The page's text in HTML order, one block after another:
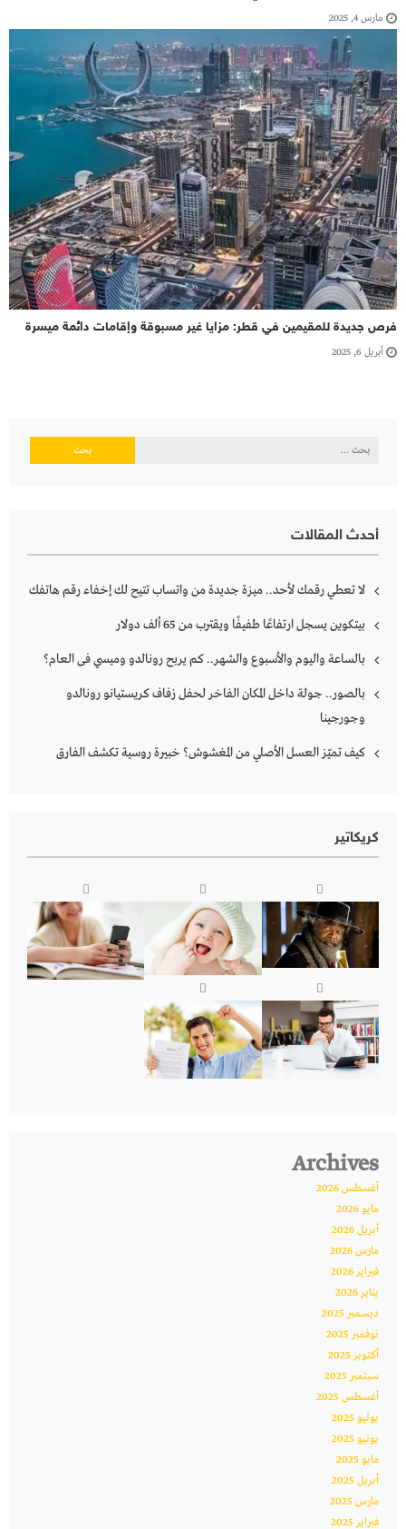
مارس 4, 2025
فرص جديدة للمقيمين في قطر: مزايا غير مسبوقة وإقامات دائمة ميسرة
أبريل 6, 2025
البحث
أحدث المقالات
لا تعطي رقمك لأحد.. ميزة جديدة من واتساب تتيح لك إخفاء رقم هاتفك
بيتكوين يسجل ارتفاعًا طفيفًا ويقترب من 65 ألف دولار
بالساعة واليوم والأسبوع والشهر.. كم يربح رونالدو وميسي فى العام؟
بالصور.. جولة داخل المكان الفاخر لحفل زفاف كريستيانو رونالدو
وجورجينا
كيف تميّز العسل الأصلي من المغشوش؟ خبيرة روسية تكشف الفارق
كريكاتير
Archives
أغسطس 2026
مايو 2026
أبريل 2026
مارس 2026
فبراير 2026
يناير 2026
ديسمبر 2025
نوفمبر 2025
أكتوبر 2025
سبتمبر 2025
أغسطس 2025
يوليو 2025
يونيو 2025
مايو 2025
أبريل 2025
مارس 2025
فبراير 2025